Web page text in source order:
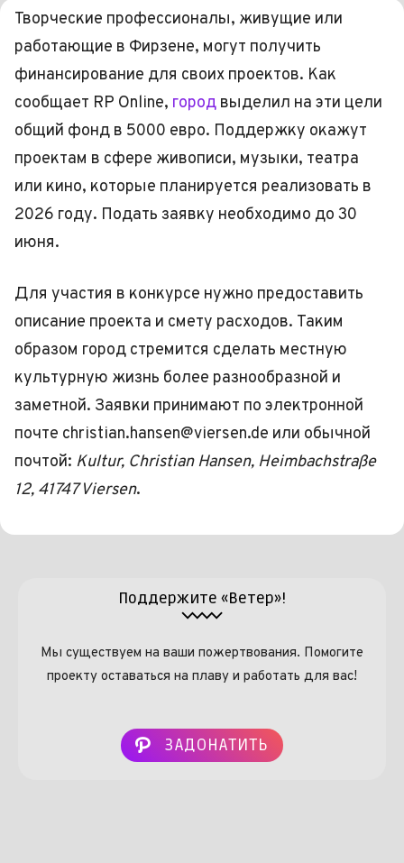
Творческие профессионалы, живущие или
работающие в Фирзене, могут получить
финансирование для своих проектов. Как
сообщает RP Online, город выделил на эти цели
общий фонд в 5000 евро. Поддержку окажут
проектам в сфере живописи, музыки, театра
или кино, которые планируется реализовать в
2026 году. Подать заявку необходимо до 30
июня.
Для участия в конкурсе нужно предоставить
описание проекта и смету расходов. Таким
образом город стремится сделать местную
культурную жизнь более разнообразной и
заметной. Заявки принимают по электронной
почте christian.hansen@viersen.de или обычной
почтой: Kultur, Christian Hansen, Heimbachstraße
12, 41747 Viersen.
Поддержите «Ветер»!
Мы существуем на ваши пожертвования. Помогите
проекту оставаться на плаву и работать для вас!
ЗАДОНАТИТЬ